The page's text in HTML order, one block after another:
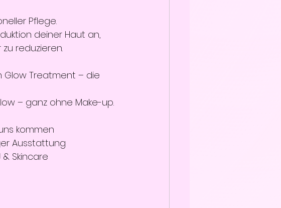
Pflege.
deiner Haut an,
reduzieren.
Glow Treatment – die
– ganz ohne Make-up.
kommen
Ausstattung
Skincare